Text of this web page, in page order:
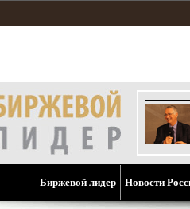
Биржевой лидер Новости